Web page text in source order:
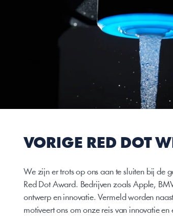
VORIGE RED DOT
We zijn er trots op ons aan te sluiten bij de
Red Dot Award. Bedrijven zoals Apple,
ontwerp en innovatie. Vermeld worden
motiveert ons om onze reis van innovatie en